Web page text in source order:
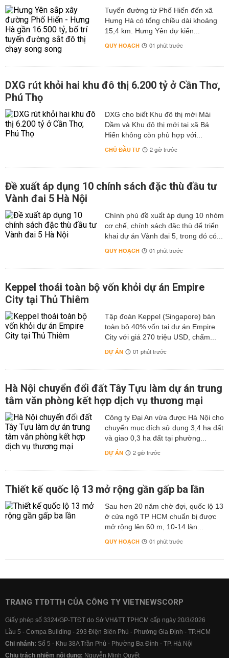
Tuyến đường từ Phố Hiến đến xã
Hưng Hà có tổng chiều dài khoảng
15,4 km. Hưng Yên dự kiến...
QUY HOẠCH 01 phút trước
DXG rút khỏi hai khu đô thị 6.200 tỷ ở Cần Thơ,
Phú Thọ
DXG cho biết Khu đô thị mới Mái
Dầm và Khu đô thị mới tại xã Bá
Hiến không còn phù hợp với...
CHỦ ĐẦU TƯ 2 giờ trước
Đề xuất áp dụng 10 chính sách đặc thù đầu tư
Vành đai 5 Hà Nội
Chính phủ đề xuất áp dụng 10 nhóm
cơ chế, chính sách đặc thù để triển
khai dự án Vành đai 5, trong đó có...
QUY HOẠCH 01 phút trước
Keppel thoái toàn bộ vốn khỏi dự án Empire
City tại Thủ Thiêm
Tập đoàn Keppel (Singapore) bán
toàn bộ 40% vốn tại dự án Empire
City với giá 270 triệu USD, chấm...
DỰ ÁN 01 phút trước
Hà Nội chuyển đổi đất Tây Tựu làm dự án trung
tâm văn phòng kết hợp dịch vụ thương mại
Công ty Đại An vừa được Hà Nội cho
chuyển mục đích sử dụng 3,4 ha đất
và giao 0,3 ha đất tại phường...
DỰ ÁN 2 giờ trước
Thiết kế quốc lộ 13 mở rộng gần gấp ba lần
Sau hơn 20 năm chờ đợi, quốc lộ 13
ở cửa ngõ TP HCM chuẩn bị được
mở rộng lên 60 m, 10-14 làn...
QUY HOẠCH 01 phút trước
TRANG TTĐTTH CỦA CÔNG TY VIETNEWSCORP
Giấy phép số 3324/GP-TTĐT do Sở VH&TT TPHCM cấp ngày 20/3/2026
Lầu 5 - Compa Building - 293 Điện Biên Phủ - Phường Gia Định - TP.HCM
Chi nhánh: Số 5 - Khu 38A Trần Phú - Phường Ba Đình - TP. Hà Nội
Chịu trách nhiệm nội dung: Nguyễn Minh Quyết